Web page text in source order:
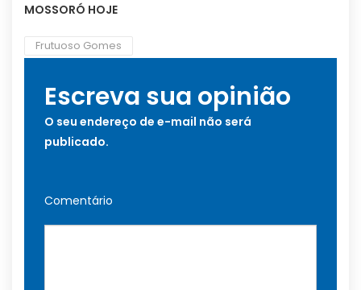
MOSSORÓ HOJE
Frutuoso Gomes
Escreva sua opinião
O seu endereço de e-mail não será
publicado.
Comentário